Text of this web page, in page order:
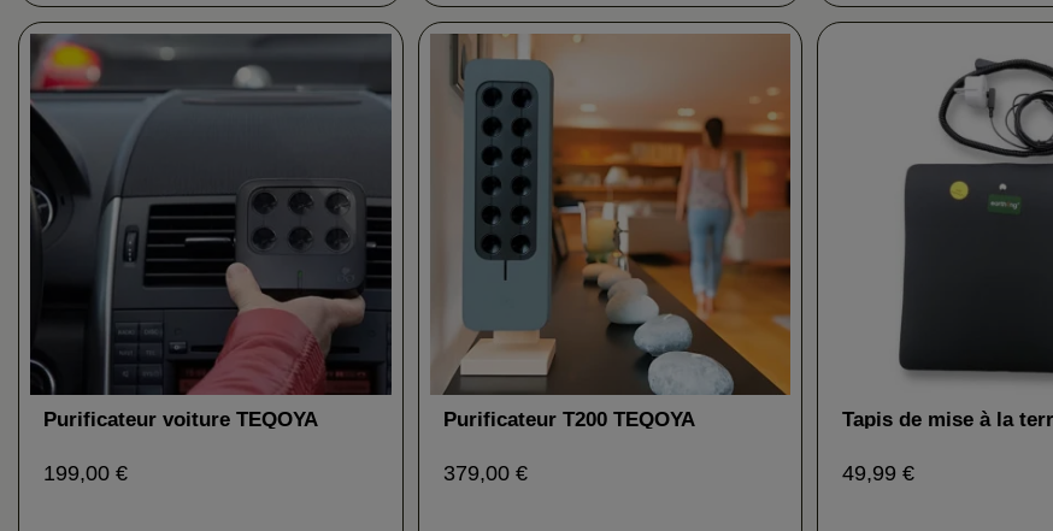
Purificateur voiture TEQOYA
199,00 €
Purificateur T200 TEQOYA
379,00 €
Tapis de mise à la
49,99 €